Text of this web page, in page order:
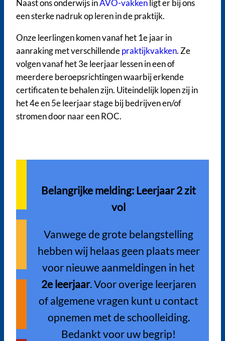
Naast ons onderwijs inAVO-vakkenligt er bij ons
een sterke nadruk op leren in de praktijk.
Onze leerlingen komen vanaf het 1e jaar in
aanraking met verschillendepraktijkvakken. Ze
volgen vanaf het 3e leerjaar lessen in een of
meerdere beroepsrichtingen waarbij erkende
certificaten te behalen zijn. Uiteindelijk lopen zij in
het 4e en 5e leerjaar stage bij bedrijven en/of
stromen door naar een ROC.
Belangrijke melding: Leerjaar 2 zit
vol
Vanwege de grote belangstelling
hebben wij helaas geen plaats meer
voor nieuwe aanmeldingen in het
2e leerjaar. Voor overige leerjaren
of algemene vragen kunt u contact
opnemen met de schoolleiding.
Bedankt voor uw begrip!